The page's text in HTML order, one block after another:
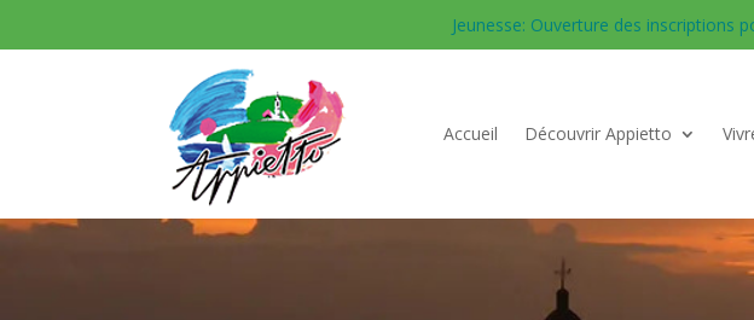
Jeunesse: Ouverture des inscriptions
Accueil Découvrir Appietto